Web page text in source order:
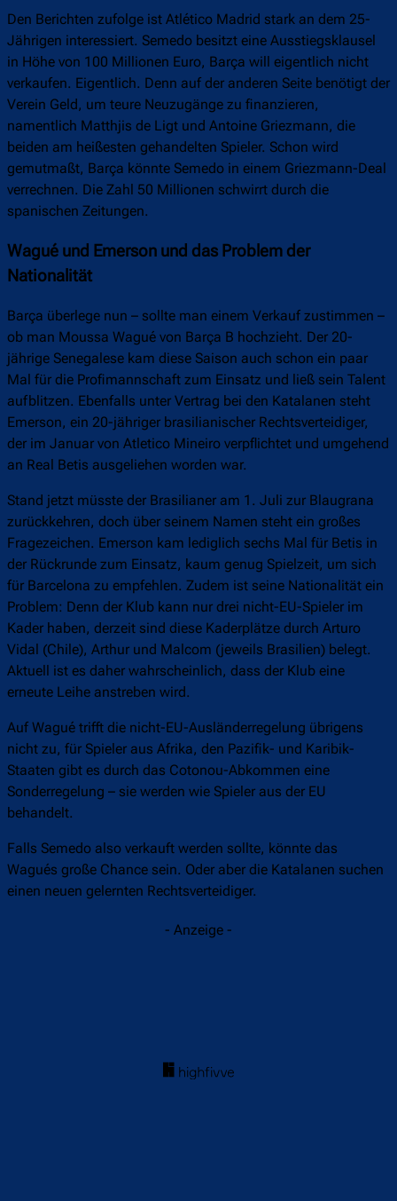
Den Berichten zufolge ist Atlético Madrid stark an dem 25-
Jährigen interessiert. Semedo besitzt eine Ausstiegsklausel
in Höhe von 100 Millionen Euro, Barça will eigentlich nicht
verkaufen. Eigentlich. Denn auf der anderen Seite benötigt der
Verein Geld, um teure Neuzugänge zu finanzieren,
namentlich Matthjis de Ligt und Antoine Griezmann, die
beiden am heißesten gehandelten Spieler. Schon wird
gemutmaßt, Barça könnte Semedo in einem Griezmann-Deal
verrechnen. Die Zahl 50 Millionen schwirrt durch die
spanischen Zeitungen.
Wagué und Emerson und das Problem der
Nationalität
Barça überlege nun – sollte man einem Verkauf zustimmen –
ob man Moussa Wagué von Barça B hochzieht. Der 20-
jährige Senegalese kam diese Saison auch schon ein paar
Mal für die Profimannschaft zum Einsatz und ließ sein Talent
aufblitzen. Ebenfalls unter Vertrag bei den Katalanen steht
Emerson, ein 20-jähriger brasilianischer Rechtsverteidiger,
der im Januar von Atletico Mineiro verpflichtet und umgehend
an Real Betis ausgeliehen worden war.
Stand jetzt müsste der Brasilianer am 1. Juli zur Blaugrana
zurückkehren, doch über seinem Namen steht ein großes
Fragezeichen. Emerson kam lediglich sechs Mal für Betis in
der Rückrunde zum Einsatz, kaum genug Spielzeit, um sich
für Barcelona zu empfehlen. Zudem ist seine Nationalität ein
Problem: Denn der Klub kann nur drei nicht-EU-Spieler im
Kader haben, derzeit sind diese Kaderplätze durch Arturo
Vidal (Chile), Arthur und Malcom (jeweils Brasilien) belegt.
Aktuell ist es daher wahrscheinlich, dass der Klub eine
erneute Leihe anstreben wird.
Auf Wagué trifft die nicht-EU-Ausländerregelung übrigens
nicht zu, für Spieler aus Afrika, den Pazifik- und Karibik-
Staaten gibt es durch das Cotonou-Abkommen eine
Sonderregelung – sie werden wie Spieler aus der EU
behandelt.
Falls Semedo also verkauft werden sollte, könnte das
Wagués große Chance sein. Oder aber die Katalanen suchen
einen neuen gelernten Rechtsverteidiger.
- Anzeige -